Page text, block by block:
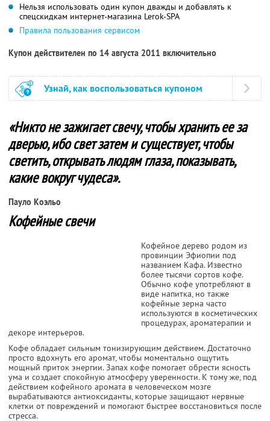
Нельзя использовать один купон дважды и добавлять к
спецскидкам интернет-магазина Lerok-SPA
Правила пользования сервисом
Купон действителен по 14 августа 2011 включительно
Узнай, как воспользоваться купоном
«Никто не зажигает свечу, чтобы хранить ее за
дверью, ибо свет затем и существует, чтобы
светить, открывать людям глаза, показывать,
какие вокруг чудеса».
Пауло Коэльо
Кофейные свечи
Кофейное дерево родом из
провинции Эфиопии под
названием Кафа. Известно
более тысячи сортов кофе.
Обычно кофе употребляют в
виде напитка, но также
кофейные зерна часто
используются в косметических
процедурах, ароматерапии и
декоре интерьеров.
Кофе обладает сильным тонизирующим действием. Достаточно
просто вдохнуть его аромат, чтобы моментально ощутить
мощный приток энергии. Запах кофе помогает обрести ясность
ума и создает спокойную атмосферу уверенности. К тому же, под
действием кофейного аромата в человеческом мозге
вырабатываются антиоксиданты, которые защищают нервные
клетки от повреждений и помогают быстрее восстановиться после
стресса.